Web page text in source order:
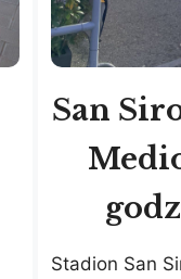
San
Stadion San